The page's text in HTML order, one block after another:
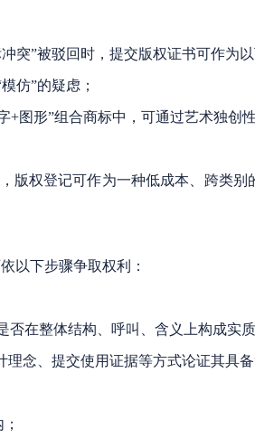
突”被驳回时，提交版权证书可作为
仿”的疑虑；
图形”组合商标中，可通过艺术独创
版权登记可作为一种低成本、跨类
以下步骤争取权利：
否在整体结构、呼叫、含义上构成实
念、提交使用证据等方式论证其具
；